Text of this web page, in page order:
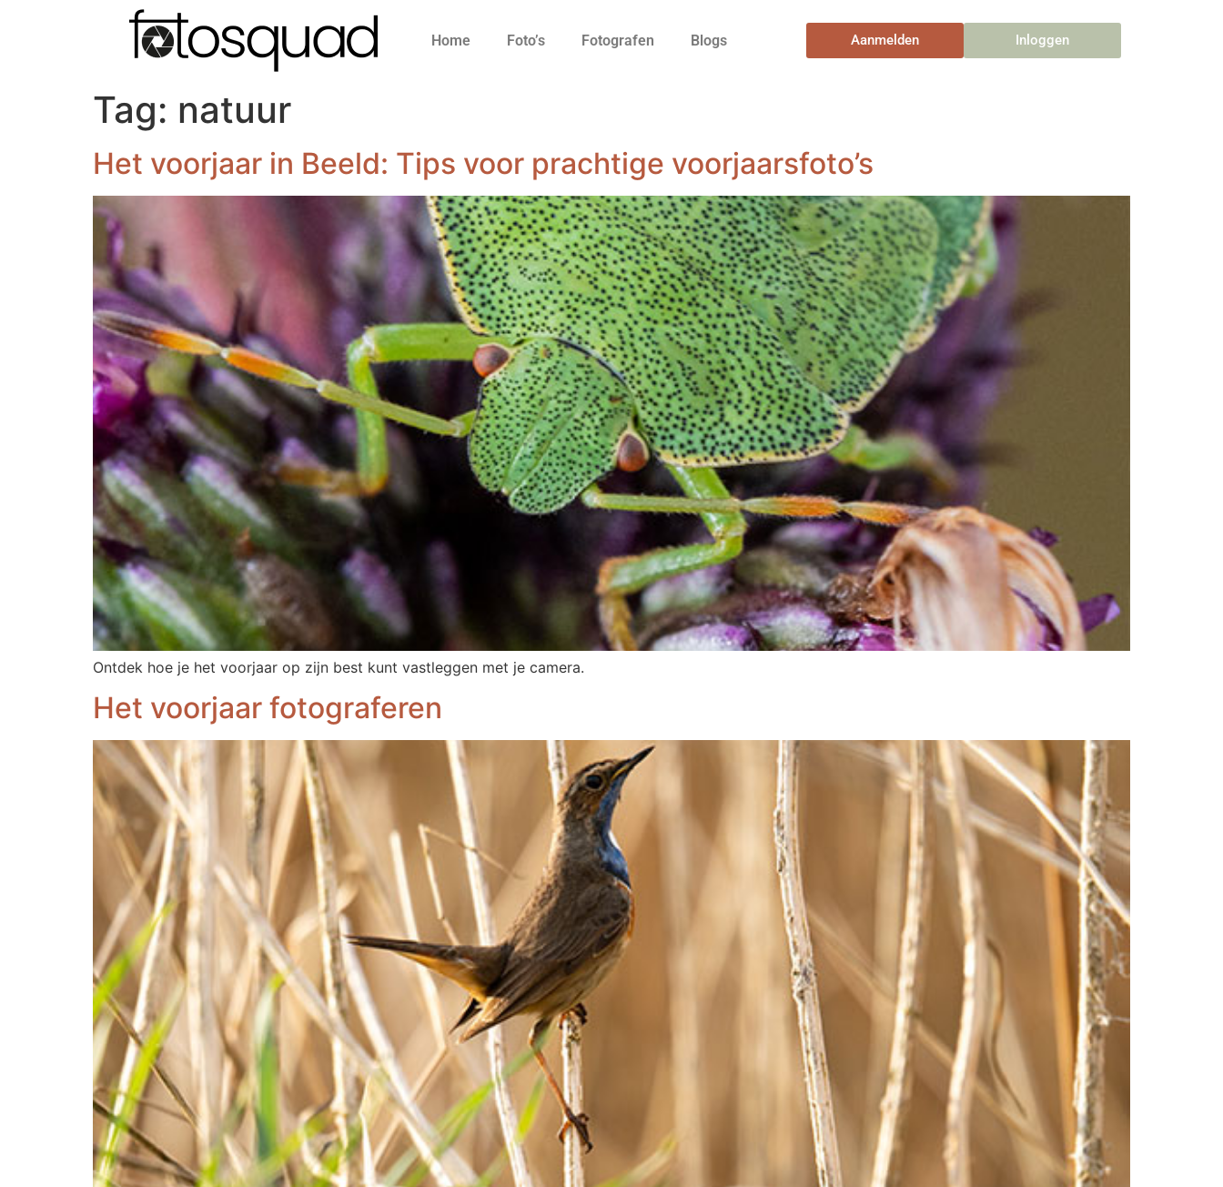
Home Foto’s Fotografen Blogs Aanmelden Inloggen
Tag: natuur
Het voorjaar in Beeld: Tips voor prachtige voorjaarsfoto’s
Ontdek hoe je het voorjaar op zijn best kunt vastleggen met je camera.
Het voorjaar fotograferen